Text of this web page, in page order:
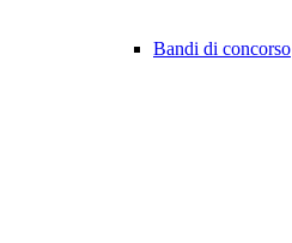
Bandi di concorso